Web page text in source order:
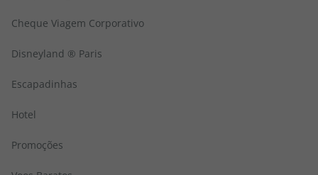
Cheque Viagem Corporativo
Disneyland ® Paris
Escapadinhas
Hotel
Promoções